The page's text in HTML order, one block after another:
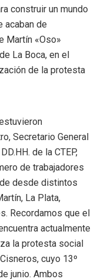
construir un mundo
acaban de
Martín «Oso»
La Boca, en el
de la protesta
Secretario General
de la CTEP,
de trabajadores
desde distintos
La Plata,
Recordamos que el
actualmente
la protesta social
cuyo 13º
junio. Ambos